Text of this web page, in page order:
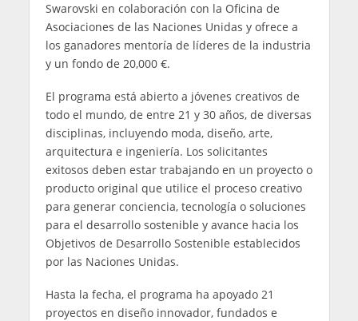
Swarovski en colaboración con la Oficina de
Asociaciones de las Naciones Unidas y ofrece a
los ganadores mentoría de líderes de la industria
y un fondo de 20,000 €.
El programa está abierto a jóvenes creativos de
todo el mundo, de entre 21 y 30 años, de diversas
disciplinas, incluyendo moda, diseño, arte,
arquitectura e ingeniería. Los solicitantes
exitosos deben estar trabajando en un proyecto o
producto original que utilice el proceso creativo
para generar conciencia, tecnología o soluciones
para el desarrollo sostenible y avance hacia los
Objetivos de Desarrollo Sostenible establecidos
por las Naciones Unidas.
Hasta la fecha, el programa ha apoyado 21
proyectos en diseño innovador, fundados e